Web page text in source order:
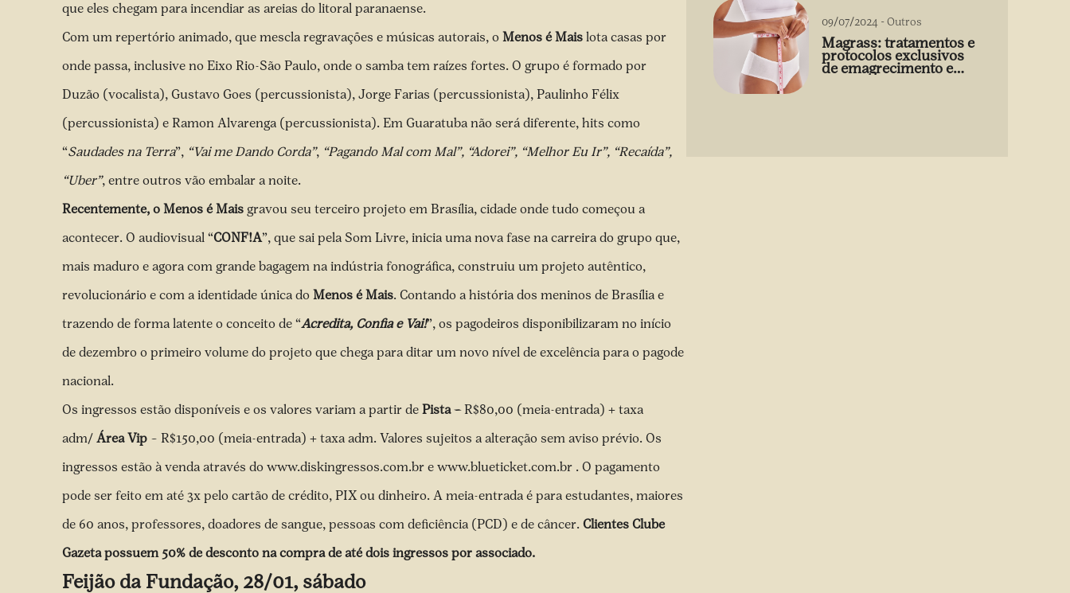
que eles chegam para incendiar as areias do litoral paranaense.
Com um repertório animado, que mescla regravações e músicas autorais, o Menos é Mais lota casas por
onde passa, inclusive no Eixo Rio-São Paulo, onde o samba tem raízes fortes. O grupo é formado por
Duzão (vocalista), Gustavo Goes (percussionista), Jorge Farias (percussionista), Paulinho Félix
(percussionista) e Ramon Alvarenga (percussionista). Em Guaratuba não será diferente, hits como
“Saudades na Terra”, “Vai me Dando Corda”, “Pagando Mal com Mal”, “Adorei”, “Melhor Eu Ir”, “Recaída”,
“Uber”, entre outros vão embalar a noite.
Recentemente, o Menos é Mais gravou seu terceiro projeto em Brasília, cidade onde tudo começou a
acontecer. O audiovisual “CONF!A”, que sai pela Som Livre, inicia uma nova fase na carreira do grupo que,
mais maduro e agora com grande bagagem na indústria fonográfica, construiu um projeto autêntico,
revolucionário e com a identidade única do Menos é Mais. Contando a história dos meninos de Brasília e
trazendo de forma latente o conceito de “Acredita, Confia e Vai!”, os pagodeiros disponibilizaram no início
de dezembro o primeiro volume do projeto que chega para ditar um novo nível de excelência para o pagode
nacional.
Os ingressos estão disponíveis e os valores variam a partir de Pista –R$80,00 (meia-entrada) + taxa
adm/ Área Vip – R$150,00 (meia-entrada) + taxa adm. Valores sujeitos a alteração sem aviso prévio. Os
ingressos estão à venda através do www.diskingressos.com.br e www.blueticket.com.br . O pagamento
pode ser feito em até 3x pelo cartão de crédito, PIX ou dinheiro. A meia-entrada é para estudantes, maiores
de 60 anos, professores, doadores de sangue, pessoas com deficiência (PCD) e de câncer. Clientes Clube
Gazeta possuem 50% de desconto na compra de até dois ingressos por associado.
Feijão da Fundação, 28/01, sábado
09/07/2024 -Outros
Magrass: tratamentos e
protocolos exclusivos
de emagrecimento e
estética sem uso de